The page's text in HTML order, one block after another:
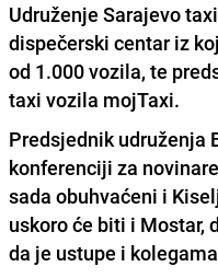
Udruženje Sarajevo
dispečerski centar iz
od 1.000 vozila, te
taxi vozila mojTaxi.
Predsjednik udruženja
konferenciji za
sada obuhvaćeni i
uskoro će biti i Mostar,
da je ustupe i